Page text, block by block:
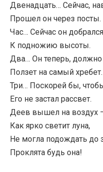
Двенадцать… Сейчас,
Прошел он через посты.
Час… Сейчас он добрался
К подножию высоты.
Два… Он теперь,
Ползет на самый хребет.
Три… Поскорей бы,
Его не застал рассвет.
Деев вышел на воздух
Как ярко светит луна,
Не могла подождать до
Проклята будь она!